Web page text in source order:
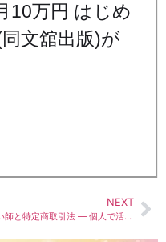
10万円 はじめ
文舘出版)が
NEXT
占い師と特定商取引法 — 個人で活動するなら知っておくべきルール